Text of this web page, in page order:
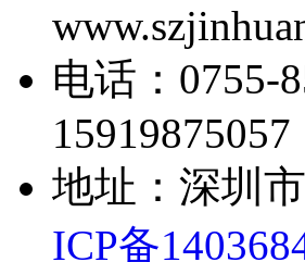
电话：0755-
15919875057
地址：深圳
ICP备